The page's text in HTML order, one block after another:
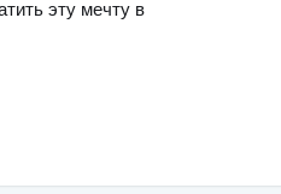
эту мечту в